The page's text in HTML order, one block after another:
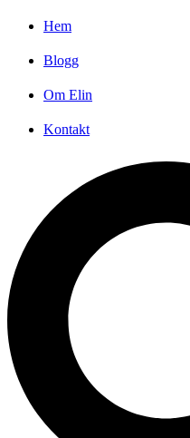
Hem
Blogg
Om Elin
Kontakt